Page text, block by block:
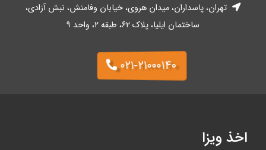
تهران، پاسداران، میدان هروی، خیابان وفا‌منش، نبش آزادی،
ساختمان ایلیا، پلاک ۶۲، طبقه ۲، واحد ۹
۰۲۱-۲۱۰۰۰۱۴۰
اخذ ویزا